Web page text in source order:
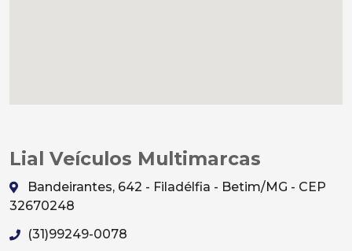
Lial Veículos Multimarcas
Bandeirantes, 642 - Filadélfia - Betim/MG - CEP
32670248
(31)99249-0078